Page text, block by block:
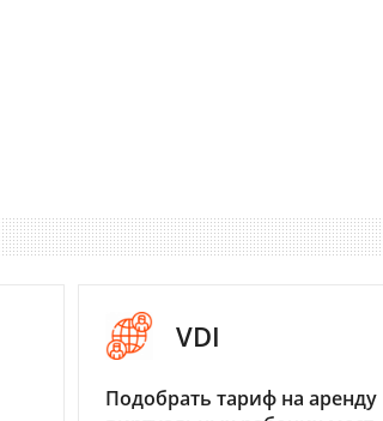
VDI
Подобрать тариф на аренду